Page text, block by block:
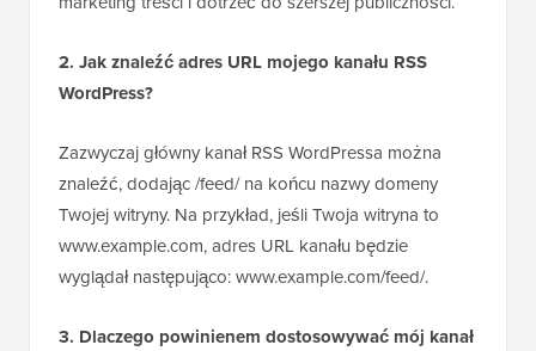
2. Jak znaleźć adres URL mojego kanału RSS
WordPress?
Zazwyczaj główny kanał RSS WordPressa można
znaleźć, dodając /feed/ na końcu nazwy domeny
Twojej witryny. Na przykład, jeśli Twoja witryna to
www.example.com, adres URL kanału będzie
wyglądał następująco: www.example.com/feed/.
3. Dlaczego powinienem dostosowywać mój kanał